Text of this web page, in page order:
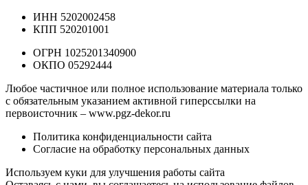
ИНН 5202002458
КПП 520201001
ОГРН 1025201340900
ОКПО 05292444
Любое частичное или полное использование материала только
с обязательным указанием активной гиперссылки на
первоисточник – www.pgz-dekor.ru
Политика конфиденциальности сайта
Согласие на обработку персональных данных
Используем куки для улучшения работы сайта